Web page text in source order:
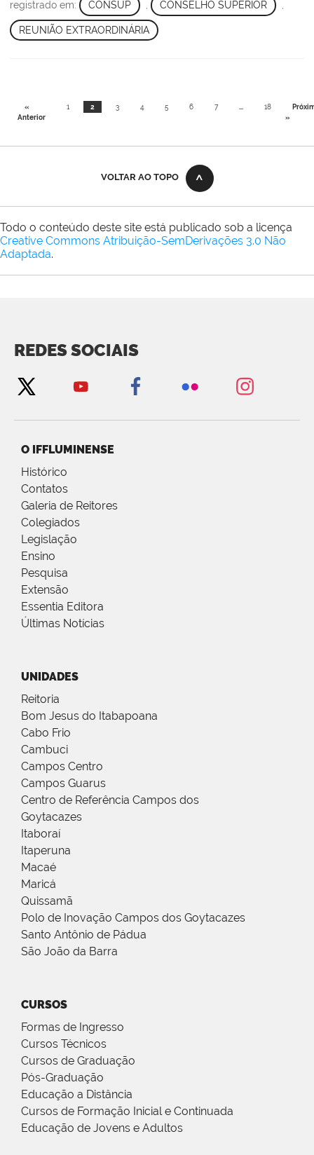
registrado em: CONSUP CONSELHO SUPERIOR
REUNIÃO EXTRAORDINÁRIA
«
Anterior
1 2 3 4 5 6 7 ... 18
»
VOLTAR AO TOPO
Todo o conteúdo deste site está publicado sob a licença
Creative Commons Atribuição-SemDerivações 3.0 Não
Adaptada.
REDES SOCIAIS
O IFFLUMINENSE
Histórico
Contatos
Galeria de Reitores
Colegiados
Legislação
Ensino
Pesquisa
Extensão
Essentia Editora
Últimas Notícias
UNIDADES
Reitoria
Bom Jesus do Itabapoana
Cabo Frio
Cambuci
Campos Centro
Campos Guarus
Centro de Referência Campos dos
Goytacazes
Itaboraí
Itaperuna
Macaé
Maricá
Quissamã
Polo de Inovação Campos dos Goytacazes
Santo Antônio de Pádua
São João da Barra
CURSOS
Formas de Ingresso
Cursos Técnicos
Cursos de Graduação
Pós-Graduação
Educação a Distância
Cursos de Formação Inicial e Continuada
Educação de Jovens e Adultos